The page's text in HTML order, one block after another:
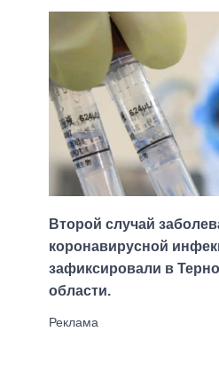
Второй случай
коронавирусной
зафиксировали в
области.